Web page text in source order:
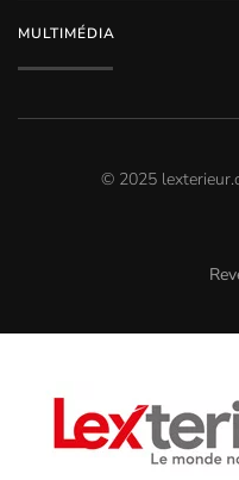
MULTIMÉDIA
© 2025